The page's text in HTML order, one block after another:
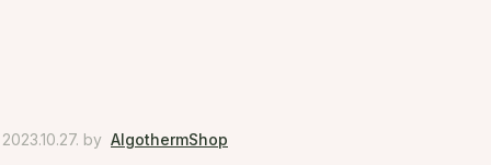
by AlgothermShop